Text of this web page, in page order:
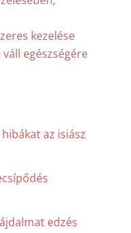
kezelése
egészségére
az isiász
edzés